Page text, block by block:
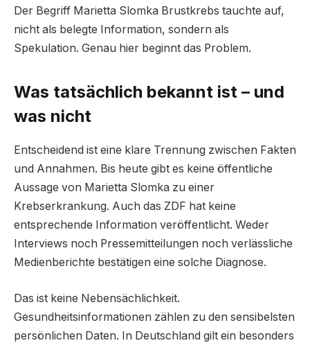
Der Begriff Marietta Slomka Brustkrebs tauchte auf,
nicht als belegte Information, sondern als
Spekulation. Genau hier beginnt das Problem.
Was tatsächlich bekannt ist – und
was nicht
Entscheidend ist eine klare Trennung zwischen Fakten
und Annahmen. Bis heute gibt es keine öffentliche
Aussage von Marietta Slomka zu einer
Krebserkrankung. Auch das ZDF hat keine
entsprechende Information veröffentlicht. Weder
Interviews noch Pressemitteilungen noch verlässliche
Medienberichte bestätigen eine solche Diagnose.
Das ist keine Nebensächlichkeit.
Gesundheitsinformationen zählen zu den sensibelsten
persönlichen Daten. In Deutschland gilt ein besonders